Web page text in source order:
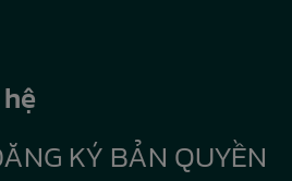
KÝ BẢN QUYỀN